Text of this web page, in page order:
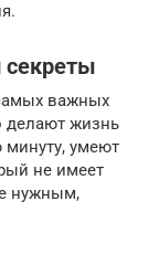
важных
делают жизнь
минуту, умеют
не имеет
нужным,